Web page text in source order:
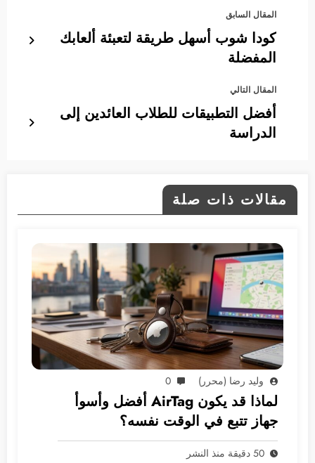
المقال السابق
كودا شوب أسهل طريقة لتعبئة ألعابك
المفضلة
المقال التالي
أفضل التطبيقات للطلاب العائدين إلى
الدراسة
مقالات ذات صلة
وليد رضا (محرر) 0
لماذا قد يكون AirTag أفضل وأسوأ
جهاز تتبع في الوقت نفسه؟
50 دقيقة منذ النشر